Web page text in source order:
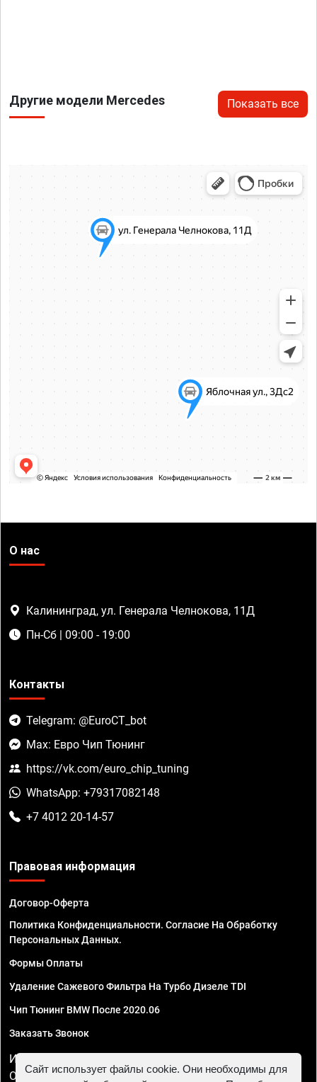
Другие модели Mercedes Показать все
О нас
Калининград, ул. Генерала Челнокова, 11Д
Пн-Сб | 09:00 - 19:00
Контакты
Telegram: @EuroCT_bot
Max: Евро Чип Тюнинг
https://vk.com/euro_chip_tuning
WhatsApp: +79317082148
+7 4012 20-14-57
Правовая информация
Договор-Оферта
Политика Конфиденциальности. Согласие На Обработку
Персональных Данных.
Формы Оплаты
Удаление Сажевого Фильтра На Турбо Дизеле TDI
Чип Тюнинг BMW После 2020.06
Заказать Звонок
ИП Смирнов Георгий Павлович. ИНН 781302555843,
ОГРНИП 324470400032610
Сайт использует файлы cookie. Они необходимы для